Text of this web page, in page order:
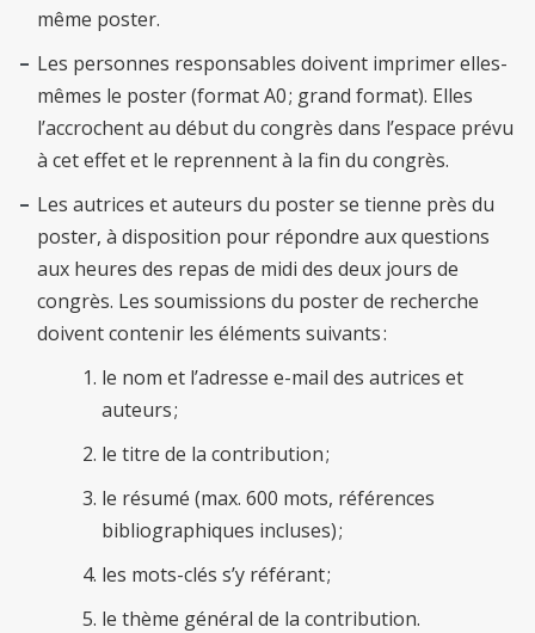
même poster.
Les personnes responsables doivent imprimer elles-
mêmes le poster (format A0 ; grand format). Elles
l’accrochent au début du congrès dans l’espace prévu
à cet effet et le reprennent à la fin du congrès.
Les autrices et auteurs du poster se tienne près du
poster, à disposition pour répondre aux questions
aux heures des repas de midi des deux jours de
congrès. Les soumissions du poster de recherche
doivent contenir les éléments suivants :
le nom et l’adresse e-mail des autrices et
auteurs ;
le titre de la contribution ;
le résumé (max. 600 mots, références
bibliographiques incluses) ;
les mots-clés s’y référant ;
le thème général de la contribution.